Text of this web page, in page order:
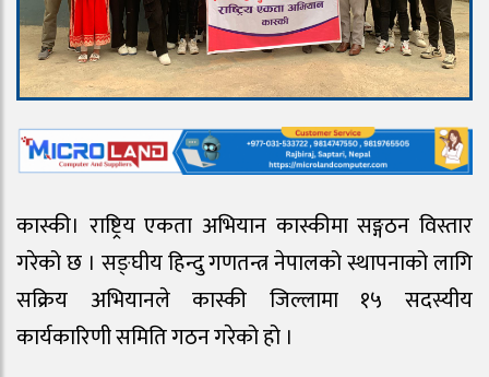
कास्की। राष्ट्रिय एकता अभियान कास्कीमा सङ्गठन विस्तार
गरेको छ । सङ्घीय हिन्दु गणतन्त्र नेपालको स्थापनाको लागि
सक्रिय अभियानले कास्की जिल्लामा १५ सदस्यीय
कार्यकारिणी समिति गठन गरेको हो ।